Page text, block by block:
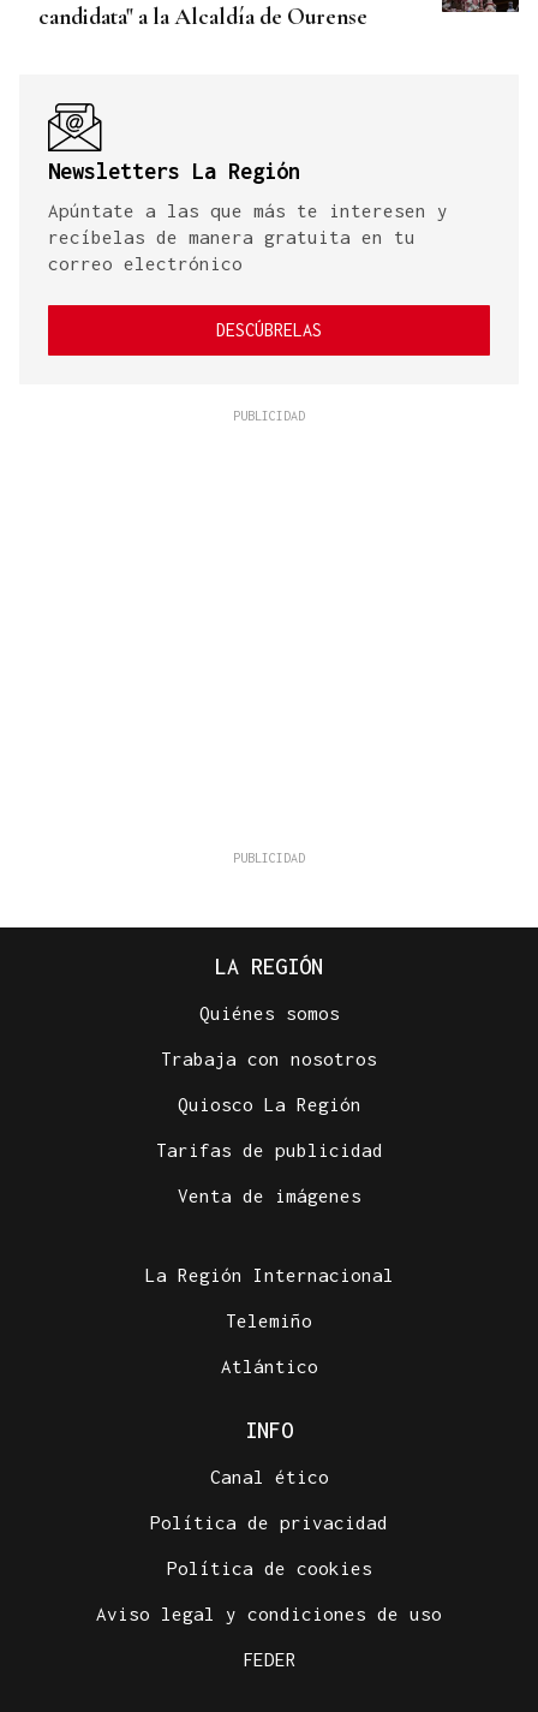
candidata" a la Alcaldía de Ourense
Newsletters La Región
Apúntate a las que más te interesen y
recíbelas de manera gratuita en tu
correo electrónico
DESCÚBRELAS
LA REGIÓN
Quiénes somos
Trabaja con nosotros
Quiosco La Región
Tarifas de publicidad
Venta de imágenes
La Región Internacional
Telemiño
Atlántico
INFO
Canal ético
Política de privacidad
Política de cookies
Aviso legal y condiciones de uso
FEDER